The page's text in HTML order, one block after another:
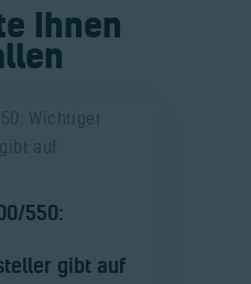
Ihnen
550:
gibt auf